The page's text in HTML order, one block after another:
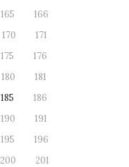
165
166
170
171
175
176
180
181
185
186
190
191
195
196
200
201